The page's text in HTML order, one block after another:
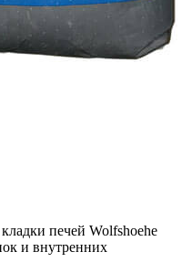
печей Wolfshoehe
и внутренних